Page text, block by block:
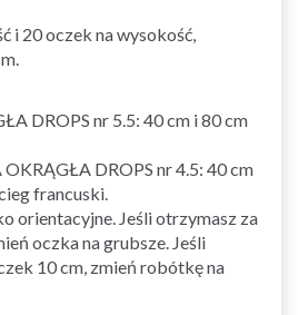
i 20 oczek na wysokość,
DROPS nr 5.5: 40 cm i 80 cm
DROPS nr 4.5: 40 cm
francuski.
orientacyjne. Jeśli otrzymasz za
oczka na grubsze. Jeśli
10 cm, zmień robótkę na